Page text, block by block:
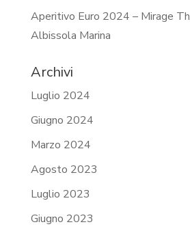
Aperitivo Euro 2024 – Mirage
Albissola Marina
Archivi
Luglio 2024
Giugno 2024
Marzo 2024
Agosto 2023
Luglio 2023
Giugno 2023